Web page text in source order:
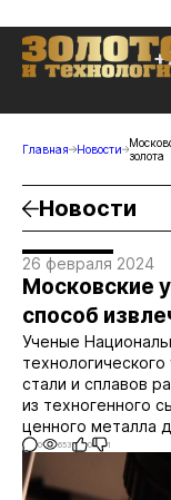
Главная Новости
золота
Новости
26 февраля 2024
Московские
способ
Ученые
стали и сплавов
из техногенного
ценного металла
0 653 0 1